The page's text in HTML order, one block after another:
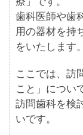
歯科医師や歯
用の器材を持
をいたします。
ここでは、訪
こと」につい
訪問歯科を検
いです。